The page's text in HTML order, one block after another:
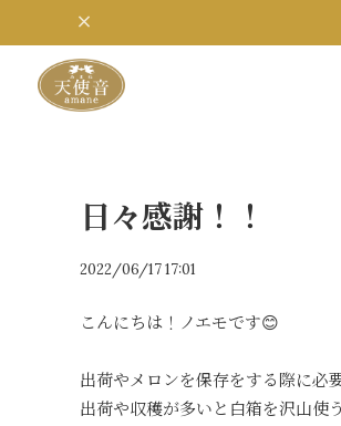
日々感謝！！
2022/06/17 17:01
こんにちは！ノエモです😊
出荷やメロンを保存をする際に必
出荷や収穫が多いと白箱を沢山使